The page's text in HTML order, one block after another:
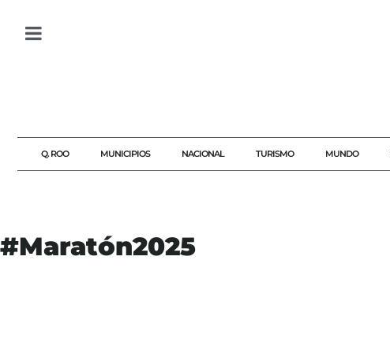
Q. ROO MUNICIPIOS NACIONAL TURISMO MUNDO
#Maratón2025